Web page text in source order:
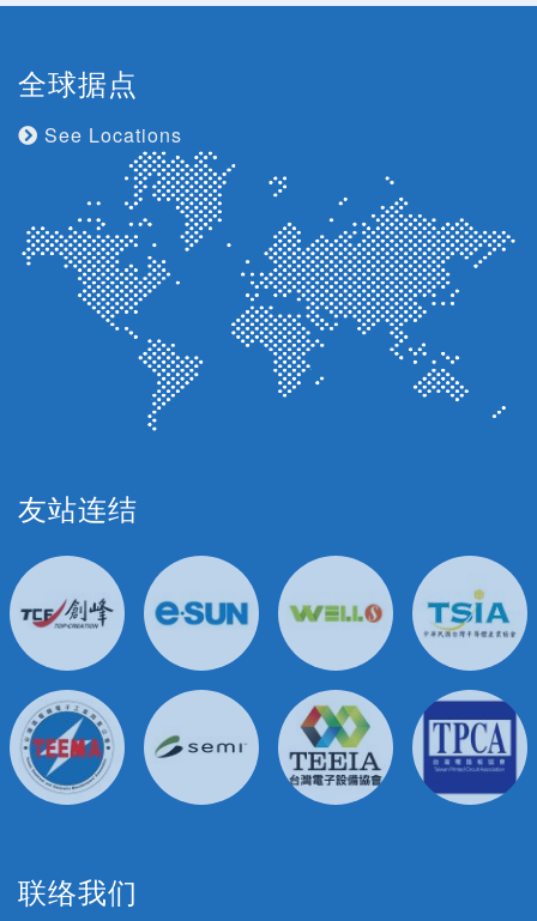
全球据点
See Locations
友站连结
联络我们